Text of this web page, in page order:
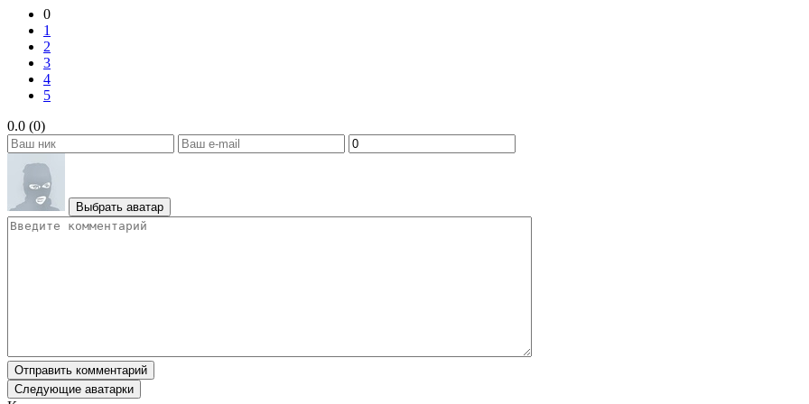
0
1
2
3
4
5
0.0 (0)
Выбрать аватар
Отправить комментарий
Следующие аватарки